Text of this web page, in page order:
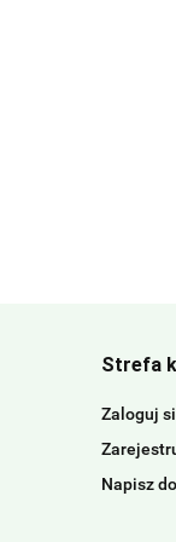
Strefa
Zaloguj
Napisz